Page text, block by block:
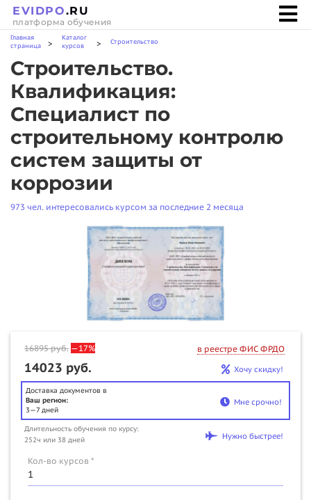
EVIDPO.RU
платформа обучения
Главная
страница
>
Каталог
курсов
> Строительство
Строительство.
Квалификация:
Специалист по
строительному контролю
систем защиты от
коррозии
973 чел. интересовались курсом за последние 2 месяца
16895руб. —17% в реестре ФИС ФРДО
14023 руб. Хочу скидку!
Доставка документов в
Ваш регион:
3—7 дней
Мне срочно!
Длительность обучения по курсу:
252ч или 38 дней
Нужно быстрее!
Кол-во курсов *